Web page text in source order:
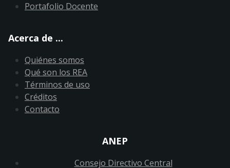
Portafolio Docente
Acerca de ...
Quiénes somos
Qué son los REA
Términos de uso
Créditos
Contacto
ANEP
Consejo Directivo Central